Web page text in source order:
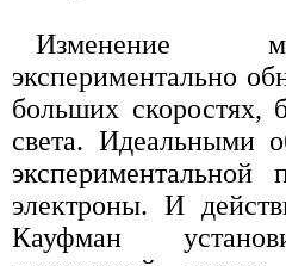
Изменение
экспериментально
больших скоростях,
света. Идеальными
экспериментальной
электроны. И
Кауфман